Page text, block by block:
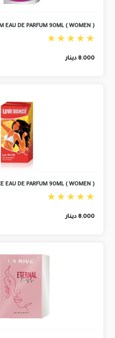
EAU DE PARFUM 90ML ( WOMEN )
8.000 دينار
EAU DE PARFUM 90ML ( WOMEN )
8.000 دينار